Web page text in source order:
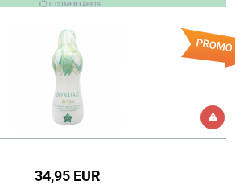
0 COMENTÁRIOS
PROMO
34,95 EUR